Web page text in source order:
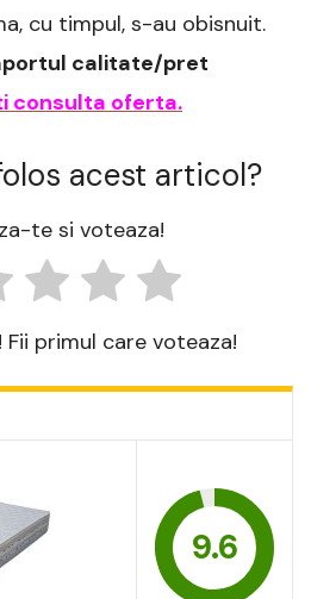
cu timpul, s-au obisnuit.
calitate/pret
consulta oferta.
acest articol?
te si voteaza!
Fii primul care voteaza!
9.6